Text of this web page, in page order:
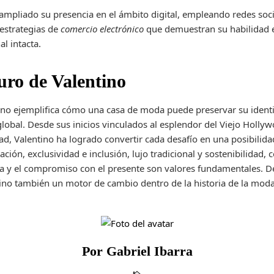
su presencia en el ámbito digital, empleando redes
decomercio electrónico que demuestran su habilidad
intacta.
de Valentino
ejemplifica cómo una casa de moda puede preservar su
Desde sus inicios vinculados al esplendor del Viejo
Valentino ha logrado convertir cada desafío en una
exclusividad e inclusión, lujo tradicional y sostenibilidad,
y el compromiso con el presente son valores fundamentales.
también un motor de cambio dentro de la historia de la
Por Gabriel Ibarra